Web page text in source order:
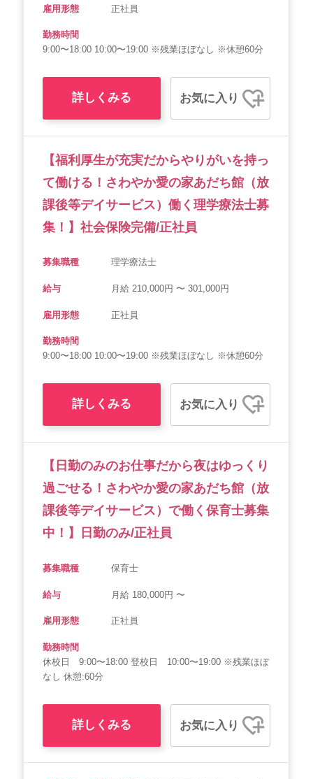
雇用形態 正社員
勤務時間
9:00〜18:00 10:00〜19:00 ※残業ほぼなし ※休憩60分
詳しくみる お気に入り
【福利厚生が充実だからやりがいを持っ
て働ける！さわやか愛の家あだち館（放
課後等デイサービス）働く理学療法士募
集！】社会保険完備/正社員
募集職種 理学療法士
給与 月給 210,000円 〜 301,000円
雇用形態 正社員
勤務時間
9:00〜18:00 10:00〜19:00 ※残業ほぼなし ※休憩60分
詳しくみる お気に入り
【日勤のみのお仕事だから夜はゆっくり
過ごせる！さわやか愛の家あだち館（放
課後等デイサービス）で働く保育士募集
中！】日勤のみ/正社員
募集職種 保育士
給与 月給 180,000円 〜
雇用形態 正社員
勤務時間
休校日 9:00〜18:00 登校日 10:00〜19:00 ※残業ほぼ
なし 休憩:60分
詳しくみる お気に入り